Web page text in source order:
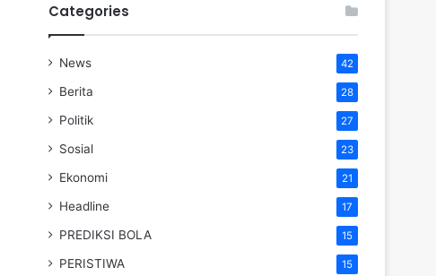
Categories
News 42
Berita 28
Politik 27
Sosial 23
Ekonomi 21
Headline 17
PREDIKSI BOLA 15
PERISTIWA 15